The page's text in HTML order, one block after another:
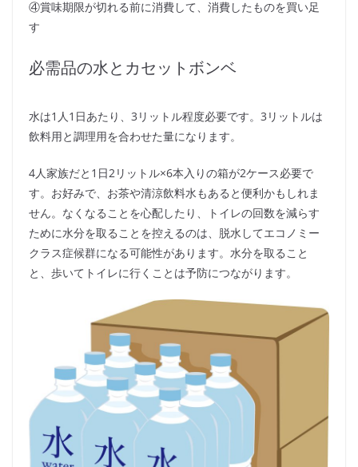
④賞味期限が切れる前に消費して、消費したものを買い足
す
必需品の水とカセットボンベ
水は1人1日あたり、3リットル程度必要です。3リットルは
飲料用と調理用を合わせた量になります。
4人家族だと1日2リットル×6本入りの箱が2ケース必要で
す。お好みで、お茶や清涼飲料水もあると便利かもしれま
せん。なくなることを心配したり、トイレの回数を減らす
ために水分を取ることを控えるのは、脱水してエコノミー
クラス症候群になる可能性があります。水分を取ること
と、歩いてトイレに行くことは予防につながります。